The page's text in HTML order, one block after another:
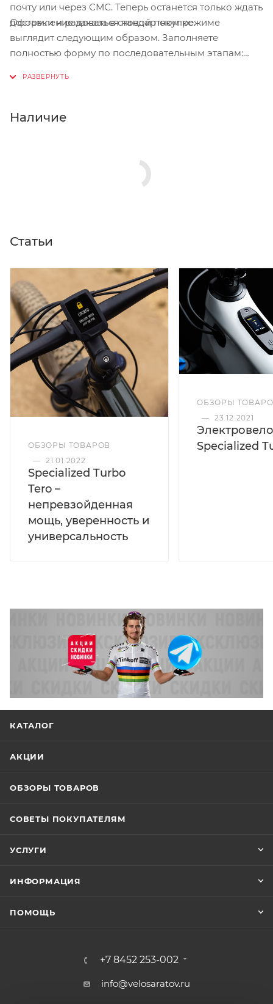
почту или через СМС. Теперь останется только ждать
доставки и радоваться новой покупке.
Оформление заказа в стандартном режиме
выглядит следующим образом. Заполняете
полностью форму по последовательным этапам:
Нажмите кнопку «Оформить заказ».
Наличие
Статьи
ОБЗОРЫ ТОВАРОВ
— 21.01.2022
Specialized Turbo
Tero –
непревзойденная
мощь, уверенность и
универсальность
ОБЗОРЫ
— 23.12.2021
Specialized
КАТАЛОГ
АКЦИИ
ОБЗОРЫ ТОВАРОВ
СОВЕТЫ ПОКУПАТЕЛЯМ
УСЛУГИ
ИНФОРМАЦИЯ
ПОМОЩЬ
+7 8452 253-002
info@velosaratov.ru